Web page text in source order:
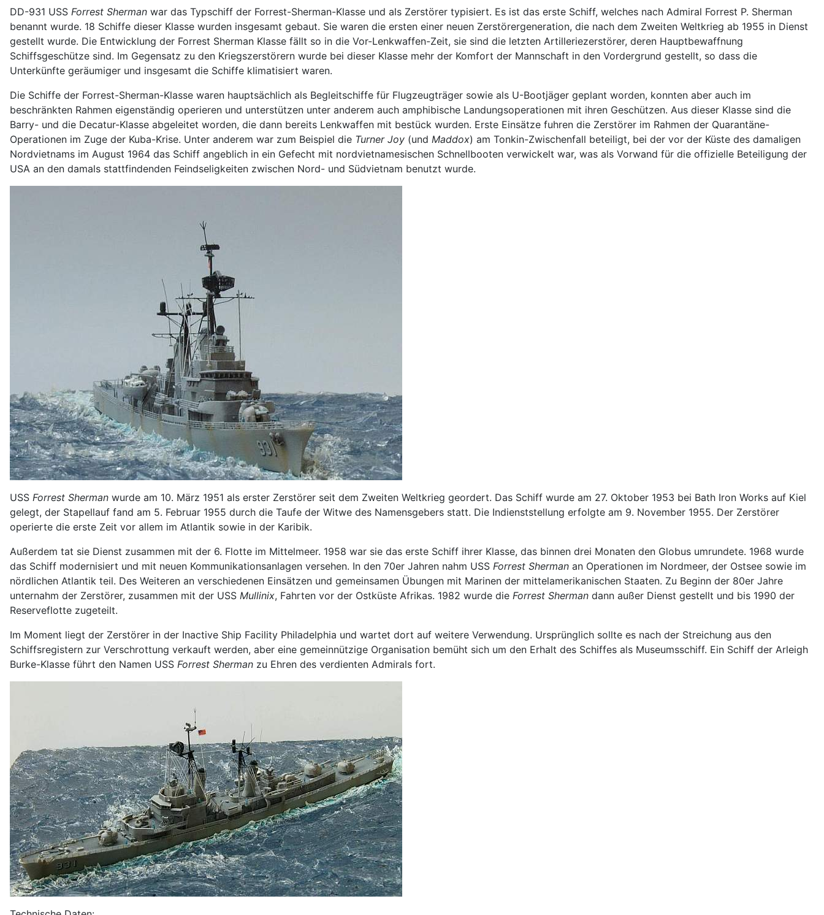
DD-931 USS Forrest Sherman war das Typschiff der Forrest-Sherman-Klasse und als Zerstörer typisiert. Es ist das erste Schiff, welches nach Admiral Forrest P. Sherman
benannt wurde. 18 Schiffe dieser Klasse wurden insgesamt gebaut. Sie waren die ersten einer neuen Zerstörergeneration, die nach dem Zweiten Weltkrieg ab 1955 in Dienst
gestellt wurde. Die Entwicklung der Forrest Sherman Klasse fällt so in die Vor-Lenkwaffen-Zeit, sie sind die letzten Artilleriezerstörer, deren Hauptbewaffnung
Schiffsgeschütze sind. Im Gegensatz zu den Kriegszerstörern wurde bei dieser Klasse mehr der Komfort der Mannschaft in den Vordergrund gestellt, so dass die
Unterkünfte geräumiger und insgesamt die Schiffe klimatisiert waren.
Die Schiffe der Forrest-Sherman-Klasse waren hauptsächlich als Begleitschiffe für Flugzeugträger sowie als U-Bootjäger geplant worden, konnten aber auch im
beschränkten Rahmen eigenständig operieren und unterstützen unter anderem auch amphibische Landungsoperationen mit ihren Geschützen. Aus dieser Klasse sind die
Barry- und die Decatur-Klasse abgeleitet worden, die dann bereits Lenkwaffen mit bestück wurden. Erste Einsätze fuhren die Zerstörer im Rahmen der Quarantäne-
Operationen im Zuge der Kuba-Krise. Unter anderem war zum Beispiel die Turner Joy (und Maddox) am Tonkin-Zwischenfall beteiligt, bei der vor der Küste des damaligen
Nordvietnams im August 1964 das Schiff angeblich in ein Gefecht mit nordvietnamesischen Schnellbooten verwickelt war, was als Vorwand für die offizielle Beteiligung der
USA an den damals stattfindenden Feindseligkeiten zwischen Nord- und Südvietnam benutzt wurde.
USS Forrest Sherman wurde am 10. März 1951 als erster Zerstörer seit dem Zweiten Weltkrieg geordert. Das Schiff wurde am 27. Oktober 1953 bei Bath Iron Works auf Kiel
gelegt, der Stapellauf fand am 5. Februar 1955 durch die Taufe der Witwe des Namensgebers statt. Die Indienststellung erfolgte am 9. November 1955. Der Zerstörer
operierte die erste Zeit vor allem im Atlantik sowie in der Karibik.
Außerdem tat sie Dienst zusammen mit der 6. Flotte im Mittelmeer. 1958 war sie das erste Schiff ihrer Klasse, das binnen drei Monaten den Globus umrundete. 1968 wurde
das Schiff modernisiert und mit neuen Kommunikationsanlagen versehen. In den 70er Jahren nahm USS Forrest Sherman an Operationen im Nordmeer, der Ostsee sowie im
nördlichen Atlantik teil. Des Weiteren an verschiedenen Einsätzen und gemeinsamen Übungen mit Marinen der mittelamerikanischen Staaten. Zu Beginn der 80er Jahre
unternahm der Zerstörer, zusammen mit der USS Mullinix, Fahrten vor der Ostküste Afrikas. 1982 wurde die Forrest Sherman dann außer Dienst gestellt und bis 1990 der
Reserveflotte zugeteilt.
Im Moment liegt der Zerstörer in der Inactive Ship Facility Philadelphia und wartet dort auf weitere Verwendung. Ursprünglich sollte es nach der Streichung aus den
Schiffsregistern zur Verschrottung verkauft werden, aber eine gemeinnützige Organisation bemüht sich um den Erhalt des Schiffes als Museumsschiff. Ein Schiff der Arleigh
Burke-Klasse führt den Namen USS Forrest Sherman zu Ehren des verdienten Admirals fort.